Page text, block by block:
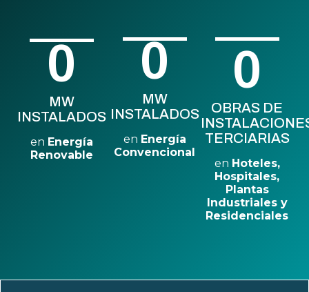
0
MW
INSTALADOS
en Energía
Renovable
0
MW
INSTALADOS
en Energía
Convencional
0
OBRAS DE
TERCIARIAS
en Hoteles,
Hospitales,
Plantas
Industriales y
Residenciales